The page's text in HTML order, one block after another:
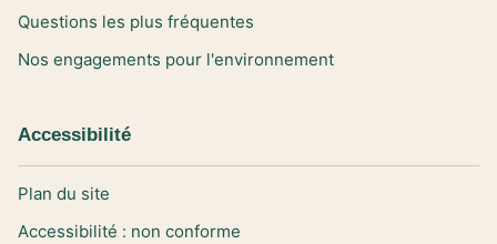
Questions les plus fréquentes
Nos engagements pour l'environnement
Accessibilité
Plan du site
Accessibilité : non conforme